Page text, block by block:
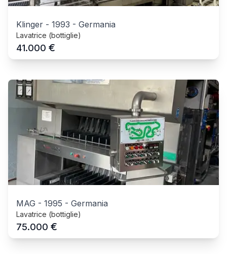
Klinger - 1993 - Germania
Lavatrice (bottiglie)
41.000 €
MAG - 1995 - Germania
Lavatrice (bottiglie)
75.000 €